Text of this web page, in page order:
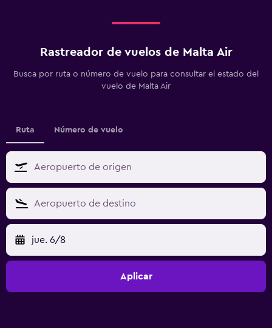
Rastreador de vuelos de Malta Air
Busca por ruta o número de vuelo para consultar el estado del
vuelo de Malta Air
Ruta Número de vuelo
jue. 6/8
Aplicar